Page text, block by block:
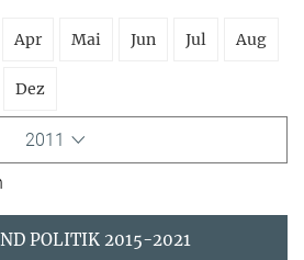
Apr Mai Jun Jul Aug
Dez
2011
POLITIK 2015-2021